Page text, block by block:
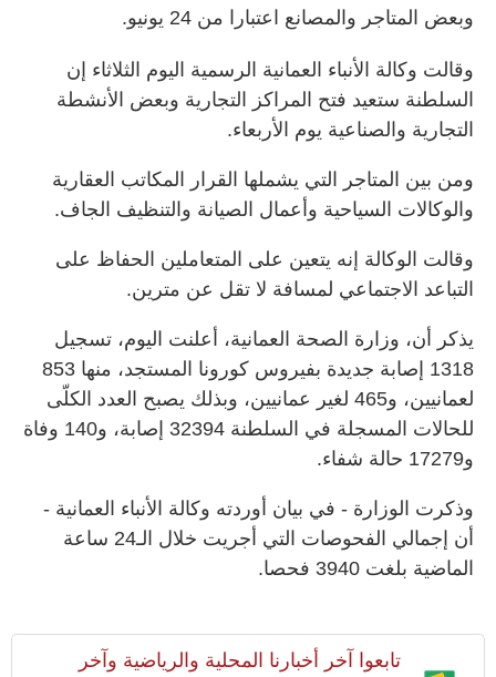
وبعض المتاجر والمصانع اعتبارا من 24 يونيو.
وقالت وكالة الأنباء العمانية الرسمية اليوم الثلاثاء إن
السلطنة ستعيد فتح المراكز التجارية وبعض الأنشطة
التجارية والصناعية يوم الأربعاء.
ومن بين المتاجر التي يشملها القرار المكاتب العقارية
والوكالات السياحية وأعمال الصيانة والتنظيف الجاف.
وقالت الوكالة إنه يتعين على المتعاملين الحفاظ على
التباعد الاجتماعي لمسافة لا تقل عن مترين.
يذكر أن، وزارة الصحة العمانية، أعلنت اليوم، تسجيل
1318 إصابة جديدة بفيروس كورونا المستجد، منها 853
لعمانيين، و465 لغير عمانيين، وبذلك يصبح العدد الكلّى
للحالات المسجلة في السلطنة 32394 إصابة، و140 وفاة
و17279 حالة شفاء.
وذكرت الوزارة - في بيان أوردته وكالة الأنباء العمانية -
أن إجمالي الفحوصات التي أجريت خلال الـ24 ساعة
الماضية بلغت 3940 فحصا.
تابعوا آخر أخبارنا المحلية والرياضية وآخر